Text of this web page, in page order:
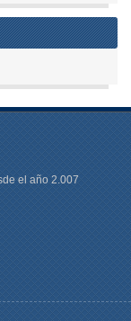
el año 2.007